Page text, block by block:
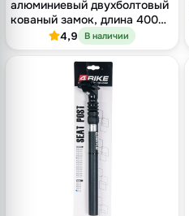
алюминиевый двухболтовый
кованый замок, длина 400
мм, оффсет 9 мм, чёрный
4,9 В наличии